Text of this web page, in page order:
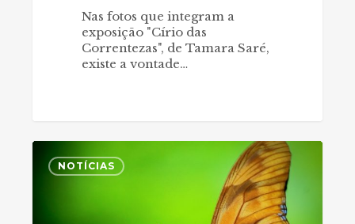
Nas fotos que integram a
exposição "Círio das
Correntezas", de Tamara Saré,
existe a vontade…
Quanto
mais
perto,
NOTÍCIAS
0